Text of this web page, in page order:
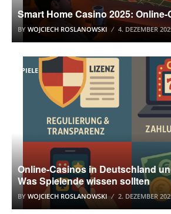
Smart Home Casino 2025:
BY WOJCIECH ROSLANOWSKI 4. DEZEMBER
SPIELE
Online-Casinos in Deutschland
Was Spielende wissen sollten
BY WOJCIECH ROSLANOWSKI 2. DEZEMBER